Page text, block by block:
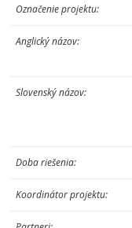
Označenie projektu:
Anglický názov:
Slovenský názov:
Doba riešenia:
Koordinátor projektu: